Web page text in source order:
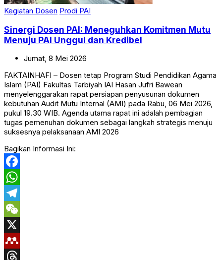
Kegiatan Dosen Prodi PAI
Sinergi Dosen PAI: Meneguhkan Komitmen Mutu
Menuju PAI Unggul dan Kredibel
Jumat, 8 Mei 2026
FAKTAINHAFI – Dosen tetap Program Studi Pendidikan Agama
Islam (PAI) Fakultas Tarbiyah IAI Hasan Jufri Bawean
menyelenggarakan rapat persiapan penyusunan dokumen
kebutuhan Audit Mutu Internal (AMI) pada Rabu, 06 Mei 2026,
pukul 19.30 WIB. Agenda utama rapat ini adalah pembagian
tugas pemenuhan dokumen sebagai langkah strategis menuju
suksesnya pelaksanaan AMI 2026
Bagikan Informasi Ini:
Facebook
WhatsApp
Telegram
WeChat
X
Mendeley